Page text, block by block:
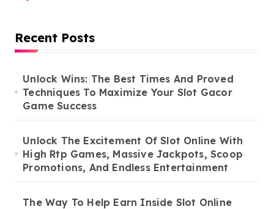
Recent Posts
Unlock Wins: The Best Times And Proved
Techniques To Maximize Your Slot Gacor
Game Success
Unlock The Excitement Of Slot Online With
High Rtp Games, Massive Jackpots, Scoop
Promotions, And Endless Entertainment
The Way To Help Earn Inside Slot Online